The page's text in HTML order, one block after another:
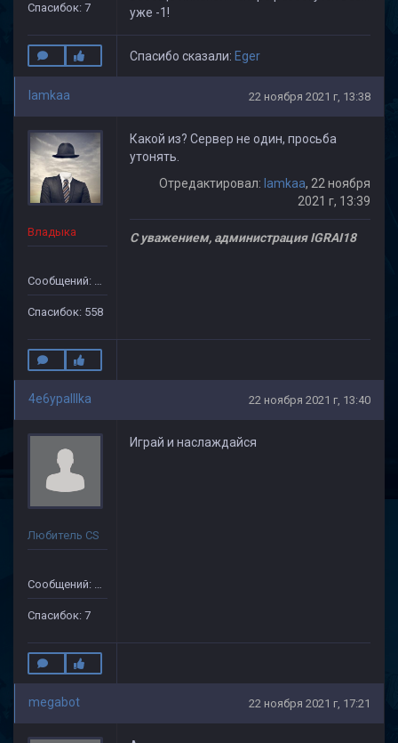
Спасибок: 7
уже -1!
Спасибо сказали: Eger
lamkaa 22 ноября 2021 г, 13:38
Владыка
Сообщений: 1971
Спасибок: 558
Какой из? Сервер не один, просьба
утонять.
Отредактировал: lamkaa, 22 ноября
2021 г, 13:39
С уважением, администрация IGRAI18
4e6ypaIIIka 22 ноября 2021 г, 13:40
Любитель CS
Сообщений: 35
Спасибок: 7
Играй и наслаждайся
megabot 22 ноября 2021 г, 17:21